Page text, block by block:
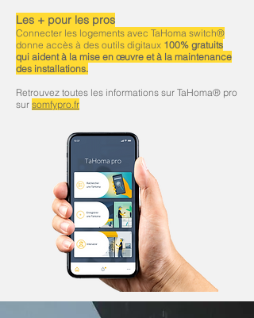
Les + pour les pros
Connecter les logements avec TaHoma switch®
donne accès à des outils digitaux 100% gratuits
qui aident à la mise en œuvre et à la maintenance
des installations.
Retrouvez toutes les informations sur TaHoma® pro
sur somfypro.fr